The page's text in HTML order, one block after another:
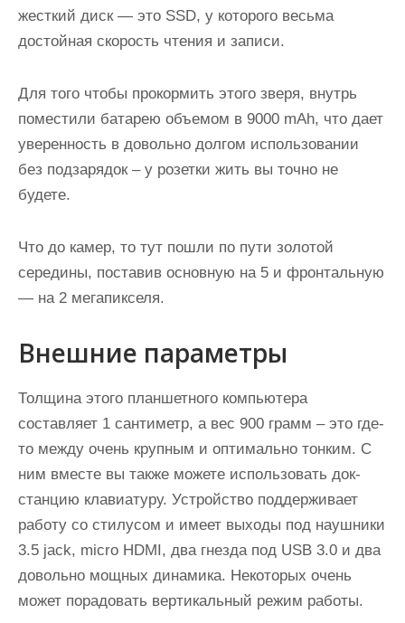
жесткий диск — это SSD, у которого весьма
достойная скорость чтения и записи.
Для того чтобы прокормить этого зверя, внутрь
поместили батарею объемом в 9000 mAh, что дает
уверенность в довольно долгом использовании
без подзарядок – у розетки жить вы точно не
будете.
Что до камер, то тут пошли по пути золотой
середины, поставив основную на 5 и фронтальную
— на 2 мегапикселя.
Внешние параметры
Толщина этого планшетного компьютера
составляет 1 сантиметр, а вес 900 грамм – это где-
то между очень крупным и оптимально тонким. С
ним вместе вы также можете использовать док-
станцию клавиатуру. Устройство поддерживает
работу со стилусом и имеет выходы под наушники
3.5 jack, micro HDMI, два гнезда под USB 3.0 и два
довольно мощных динамика. Некоторых очень
может порадовать вертикальный режим работы.